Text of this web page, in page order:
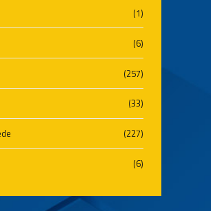
(1)
(6)
(257)
(33)
(227)
(6)